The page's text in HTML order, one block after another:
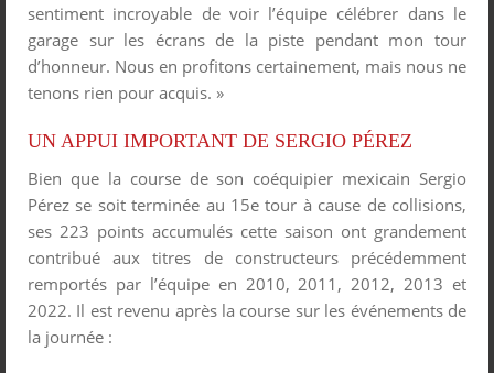
sentiment incroyable de voir l’équipe célébrer dans le
garage sur les écrans de la piste pendant mon tour
d’honneur. Nous en profitons certainement, mais nous ne
tenons rien pour acquis. »
UN APPUI IMPORTANT DE SERGIO PÉREZ
Bien que la course de son coéquipier mexicain Sergio
Pérez se soit terminée au 15e tour à cause de collisions,
ses 223 points accumulés cette saison ont grandement
contribué aux titres de constructeurs précédemment
remportés par l’équipe en 2010, 2011, 2012, 2013 et
2022. Il est revenu après la course sur les événements de
la journée :